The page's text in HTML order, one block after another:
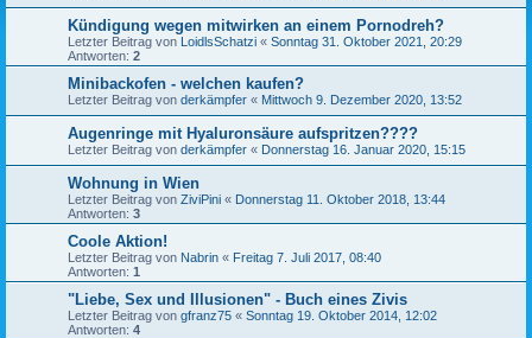
Kündigung wegen mitwirken an einem Pornodreh?
Letzter Beitrag von LoidlsSchatzi « Sonntag 31. Oktober 2021, 20:29
Antworten: 2
Minibackofen - welchen kaufen?
Letzter Beitrag von derkämpfer « Mittwoch 9. Dezember 2020, 13:52
Augenringe mit Hyaluronsäure aufspritzen????
Letzter Beitrag von derkämpfer « Donnerstag 16. Januar 2020, 15:15
Wohnung in Wien
Letzter Beitrag von ZiviPini « Donnerstag 11. Oktober 2018, 13:44
Antworten: 3
Coole Aktion!
Letzter Beitrag von Nabrin « Freitag 7. Juli 2017, 08:40
Antworten: 1
"Liebe, Sex und Illusionen" - Buch eines Zivis
Letzter Beitrag von gfranz75 « Sonntag 19. Oktober 2014, 12:02
Antworten: 4